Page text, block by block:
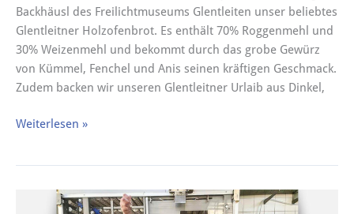
Backhäusl des Freilichtmuseums Glentleiten unser beliebtes
Glentleitner Holzofenbrot. Es enthält 70% Roggenmehl und
30% Weizenmehl und bekommt durch das grobe Gewürz
von Kümmel, Fenchel und Anis seinen kräftigen Geschmack.
Zudem backen wir unseren Glentleitner Urlaib aus Dinkel,
Weiterlesen »
Stellenangebote